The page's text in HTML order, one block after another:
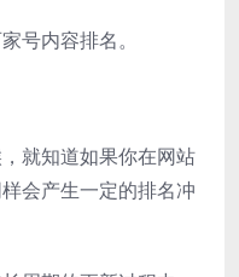
号内容排名。
就知道如果你在网站
会产生一定的排名冲